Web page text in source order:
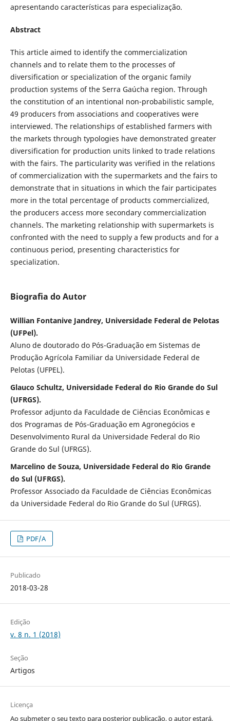
apresentando características para especialização.
Abstract
This article aimed to identify the commercialization
channels and to relate them to the processes of
diversification or specialization of the organic family
production systems of the Serra Gaúcha region. Through
the constitution of an intentional non-probabilistic sample,
49 producers from associations and cooperatives were
interviewed. The relationships of established farmers with
the markets through typologies have demonstrated greater
diversification for production units linked to trade relations
with the fairs. The particularity was verified in the relations
of commercialization with the supermarkets and the fairs to
demonstrate that in situations in which the fair participates
more in the total percentage of products commercialized,
the producers access more secondary commercialization
channels. The marketing relationship with supermarkets is
confronted with the need to supply a few products and for a
continuous period, presenting characteristics for
specialization.
Biografia do Autor
Willian Fontanive Jandrey, Universidade Federal de Pelotas
(UFPel).
Aluno de doutorado do Pós-Graduação em Sistemas de
Produção Agrícola Familiar da Universidade Federal de
Pelotas (UFPEL).
Glauco Schultz, Universidade Federal do Rio Grande do Sul
(UFRGS).
Professor adjunto da Faculdade de Ciências Econômicas e
dos Programas de Pós-Graduação em Agronegócios e
Desenvolvimento Rural da Universidade Federal do Rio
Grande do Sul (UFRGS).
Marcelino de Souza, Universidade Federal do Rio Grande
do Sul (UFRGS).
Professor Associado da Faculdade de Ciências Econômicas
da Universidade Federal do Rio Grande do Sul (UFRGS).
PDF/A
Publicado
2018-03-28
Edição
v. 8 n. 1 (2018)
Seção
Artigos
Licença
Ao submeter o seu texto para posterior publicação, o autor estará,